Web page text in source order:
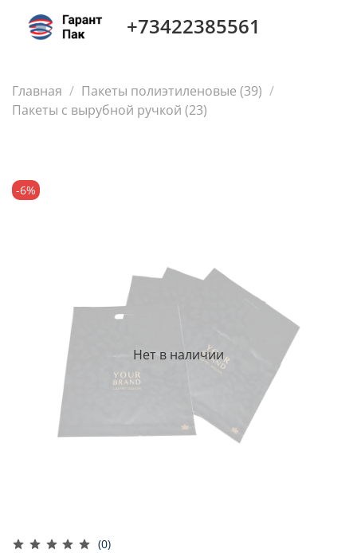
+73422385561
Главная
Пакеты полиэтиленовые (39)
Пакеты с вырубной ручкой (23)
Нет в наличии
-6%
(0)